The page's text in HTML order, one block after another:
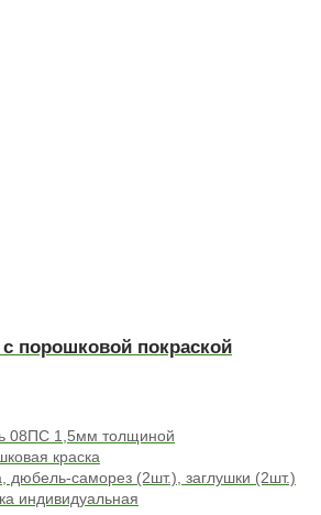
порошковой покраской
08ПС 1,5мм толщиной
краска
дюбель-саморез (2шт.), заглушки (2шт.)
индивидуальная